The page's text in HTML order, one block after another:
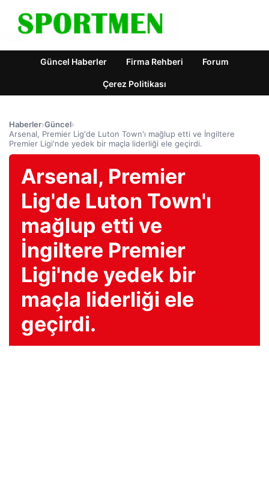
Güncel Haberler Firma Rehberi Forum
Çerez Politikası
Haberler›Güncel›
Arsenal, Premier Lig'de Luton Town'ı mağlup etti ve İngiltere
Premier Ligi'nde yedek bir maçla liderliği ele geçirdi.
Arsenal, Premier
Lig'de Luton Town'ı
mağlup etti ve
İngiltere Premier
Ligi'nde yedek bir
maçla liderliği ele
geçirdi.